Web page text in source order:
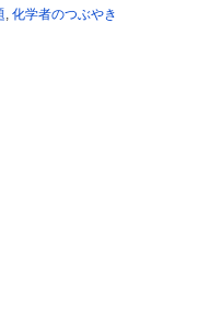
, 化学者のつぶやき